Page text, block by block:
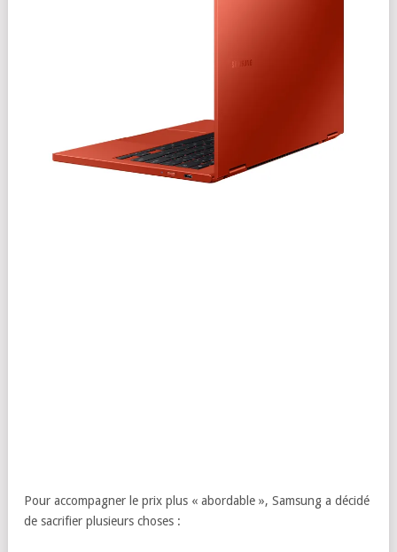
Pour accompagner le prix plus « abordable », Samsung a décidé
de sacrifier plusieurs choses :